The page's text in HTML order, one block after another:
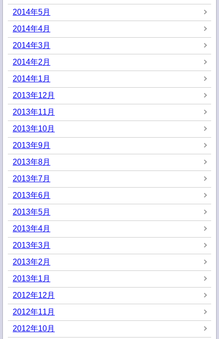
2014年5月
2014年4月
2014年3月
2014年2月
2014年1月
2013年12月
2013年11月
2013年10月
2013年9月
2013年8月
2013年7月
2013年6月
2013年5月
2013年4月
2013年3月
2013年2月
2013年1月
2012年12月
2012年11月
2012年10月